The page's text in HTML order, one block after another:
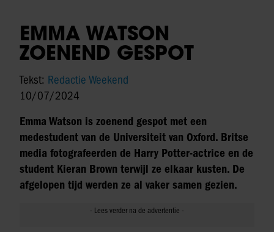
EMMA WATSON
ZOENEND GESPOT
Tekst: Redactie Weekend
10/07/2024
Emma Watson is zoenend gespot met een
medestudent van de Universiteit van Oxford. Britse
media fotografeerden de Harry Potter-actrice en de
student Kieran Brown terwijl ze elkaar kusten. De
afgelopen tijd werden ze al vaker samen gezien.